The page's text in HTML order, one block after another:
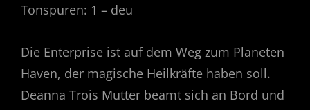
Tonspuren: 1 – deu
Die Enterprise ist auf dem Weg zum Planeten
Haven, der magische Heilkräfte haben soll.
Deanna Trois Mutter beamt sich an Bord und